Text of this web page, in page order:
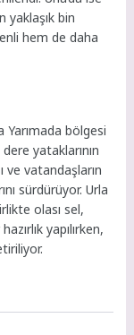
yaklaşık bin
hem de daha
Yarımada bölgesi
yataklarının
ve vatandaşların
sürdürüyor. Urla
olası sel,
yapılırken,